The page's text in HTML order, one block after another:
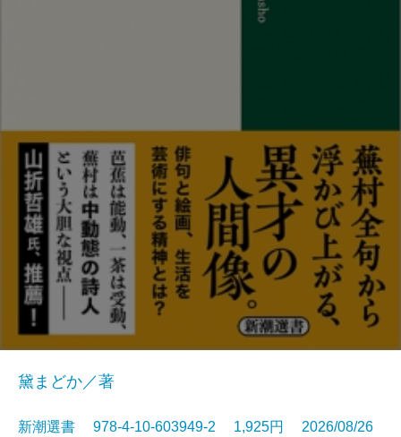
黛まどか／著
新潮選書 978-4-10-603949-2 1,925円 2026/08/26